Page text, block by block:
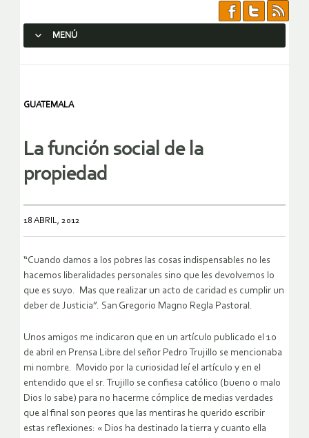
MENÚ
GUATEMALA
La función social de la
propiedad
18 ABRIL, 2012
“Cuando damos a los pobres las cosas indispensables no les
hacemos liberalidades personales sino que les devolvemos lo
que es suyo. Mas que realizar un acto de caridad es cumplir un
deber de Justicia”. San Gregorio Magno Regla Pastoral.
Unos amigos me indicaron que en un artículo publicado el 10
de abril en Prensa Libre del señor Pedro Trujillo se mencionaba
mi nombre. Movido por la curiosidad leí el artículo y en el
entendido que el sr. Trujillo se confiesa católico (bueno o malo
Dios lo sabe) para no hacerme cómplice de medias verdades
que al final son peores que las mentiras he querido escribir
estas reflexiones: « Dios ha destinado la tierra y cuanto ella